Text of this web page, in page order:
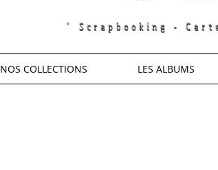
" Scrapbooking -
NOS COLLECTIONS LES ALBUMS